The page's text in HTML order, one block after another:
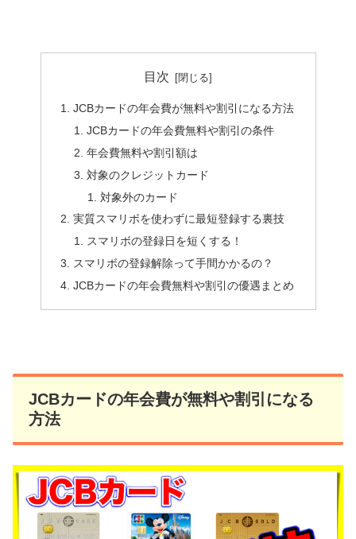
目次
JCBカードの年会費が無料や割引になる方法
JCBカードの年会費無料や割引の条件
年会費無料や割引額は
対象のクレジットカード
対象外のカード
実質スマリボを使わずに最短登録する裏技
スマリボの登録日を短くする！
スマリボの登録解除って手間かかるの？
JCBカードの年会費無料や割引の優遇まとめ
JCBカードの年会費が無料や割引になる
方法